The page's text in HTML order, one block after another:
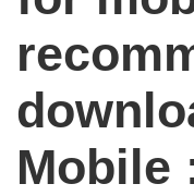
Mobile